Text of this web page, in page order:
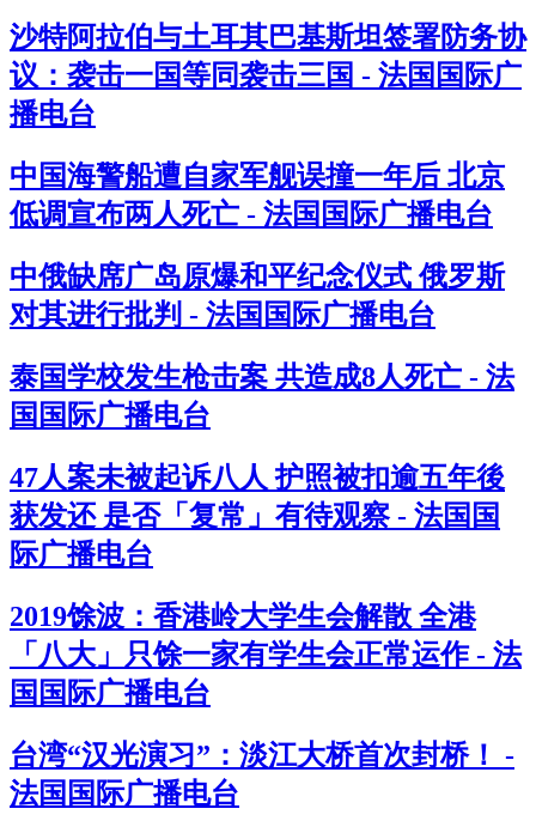
沙特阿拉伯与土耳其巴基斯坦签署防务协
议：袭击一国等同袭击三国 - 法国国际广
播电台
中国海警船遭自家军舰误撞一年后 北京
低调宣布两人死亡 - 法国国际广播电台
中俄缺席广岛原爆和平纪念仪式 俄罗斯
对其进行批判 - 法国国际广播电台
泰国学校发生枪击案 共造成8人死亡 - 法
国国际广播电台
47人案未被起诉八人 护照被扣逾五年後
获发还 是否「复常」有待观察 - 法国国
际广播电台
2019馀波：香港岭大学生会解散 全港
「八大」只馀一家有学生会正常运作 - 法
国国际广播电台
台湾“汉光演习”：淡江大桥首次封桥！ -
法国国际广播电台